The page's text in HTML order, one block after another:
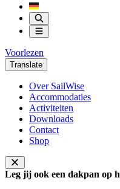
Voorlezen
Translate
Over SailWise
Accommodaties
Activiteiten
Downloads
Contact
Shop
Leg jij ook een dakpan op